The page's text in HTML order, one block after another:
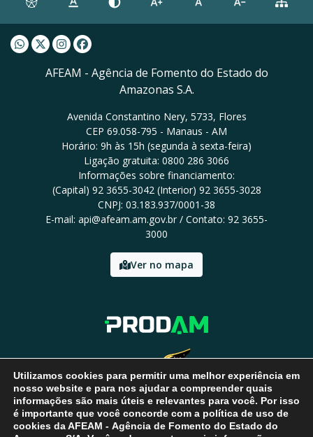
Whatsapp AFEAM
Twitter AFEAM
Instagram AFEAM
Facebook AFEAM
AFEAM - Agência de Fomento do Estado do
Amazonas S.A.
Avenida Constantino Nery, 5733, Flores
CEP 69.058-795 - Manaus - AM
Horário: 9h às 15h (segunda à sexta-feira)
Ligação gratuita: 0800 286 3066
Informações sobre financiamento:
(Capital) 92 3655-3042 (Interior) 92 3655-3028
CNPJ: 03.183.937/0001-38
E-mail: api@afeam.am.gov.br / Contato: 92 3655-
3000
Ver no mapa
Utilizamos cookies para permitir uma melhor experiência em
nosso website e para nos ajudar a compreender quais
informações são mais úteis e relevantes para você. Por isso
é importante que você concorde com a política de uso de
cookies da AFEAM - Agência de Fomento do Estado do